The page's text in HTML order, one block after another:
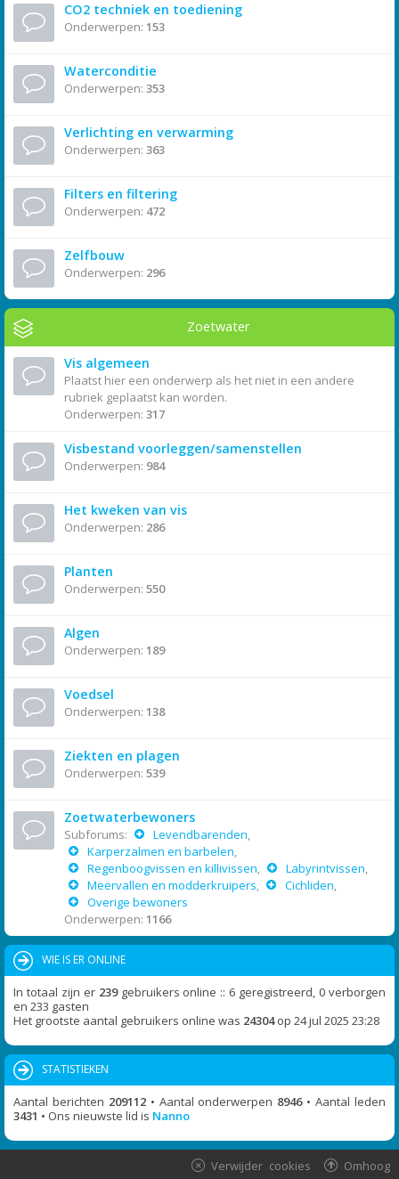
CO2 techniek en toediening
Onderwerpen: 153
Waterconditie
Onderwerpen: 353
Verlichting en verwarming
Onderwerpen: 363
Filters en filtering
Onderwerpen: 472
Zelfbouw
Onderwerpen: 296
Zoetwater
Vis algemeen
Plaatst hier een onderwerp als het niet in een andere
rubriek geplaatst kan worden.
Onderwerpen: 317
Visbestand voorleggen/samenstellen
Onderwerpen: 984
Het kweken van vis
Onderwerpen: 286
Planten
Onderwerpen: 550
Algen
Onderwerpen: 189
Voedsel
Onderwerpen: 138
Ziekten en plagen
Onderwerpen: 539
Zoetwaterbewoners
Subforums: Levendbarenden,
Karperzalmen en barbelen,
Regenboogvissen en killivissen, Labyrintvissen,
Meervallen en modderkruipers, Cichliden,
Overige bewoners
Onderwerpen: 1166
WIE IS ER ONLINE
In totaal zijn er 239gebruikers online :: 6 geregistreerd, 0 verborgen
en 233 gasten
Het grootste aantal gebruikers online was 24304op 24 jul 2025 23:28
STATISTIEKEN
Aantal berichten 209112• Aantal onderwerpen 8946• Aantal leden
3431 • Ons nieuwste lid is Nanno
Omhoog
Verwijder cookies